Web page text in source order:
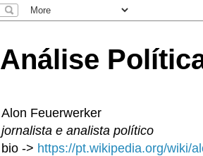
Análise
Alon Feuerwerker
jornalista e analista político
bio -> https://pt.wikipedia.org/wiki/